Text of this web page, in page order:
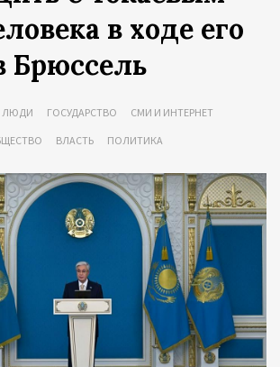
в ходе его
Брюссель
ЛЮДИ ГОСУДАРСТВО СМИ И ИНТЕРНЕТ
ВЛАСТЬ ПОЛИТИКА